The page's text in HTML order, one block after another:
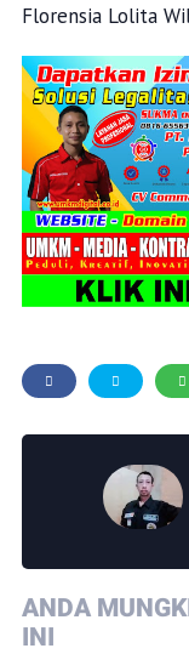
Florensia Lolita
ANDA
INI